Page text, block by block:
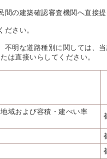
の建築確認審査機関へ直接提
さい。
明な道路種別に関しては、
は直接いらしてください。
域および容積・建ぺい率